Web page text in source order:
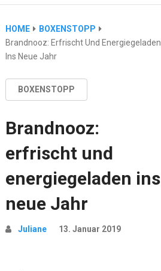
HOME
BOXENSTOPP
Brandnooz: Erfrischt Und Energiegeladen
Ins Neue Jahr
BOXENSTOPP
Brandnooz:
erfrischt und
energiegeladen ins
neue Jahr
Juliane 13. Januar 2019